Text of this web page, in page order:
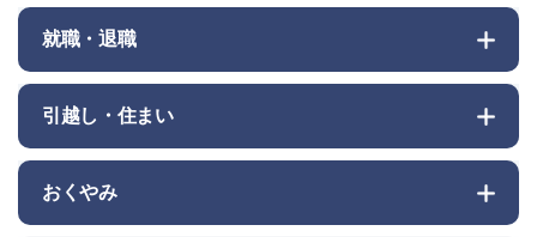
就職・退職
引越し・住まい
おくやみ